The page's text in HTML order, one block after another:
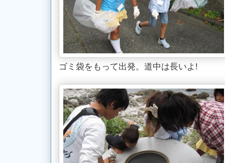
ゴミ袋をもって出発。道中は長いよ!